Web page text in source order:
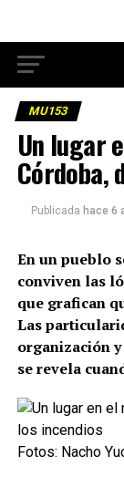
MU153
Un lugar
Córdoba,
Publicada hace 6
En un pueblo
conviven las
que grafican
Las
organización
se revela
Fotos: Nacho